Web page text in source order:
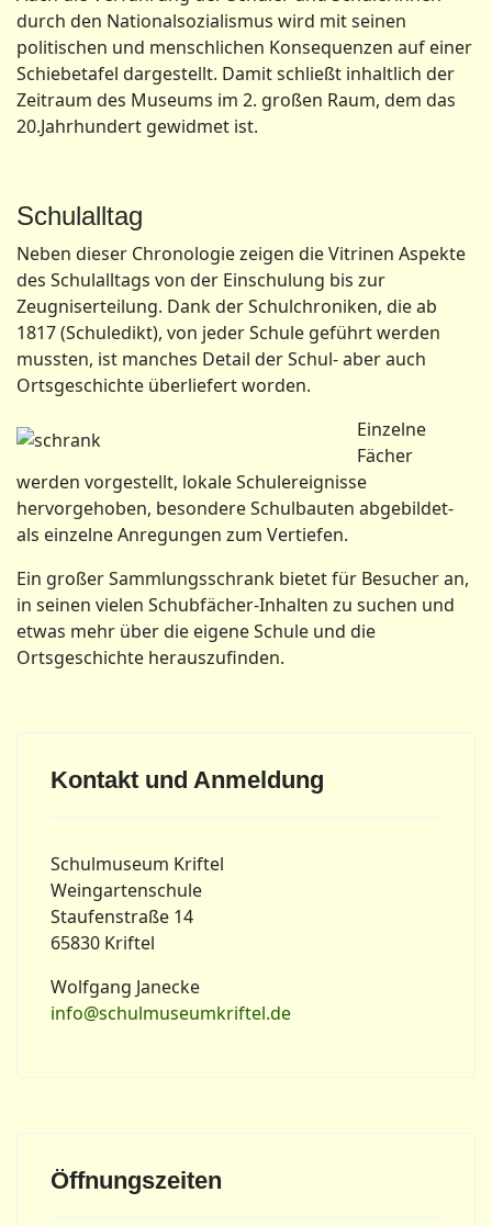
durch den Nationalsozialismus wird mit seinen
politischen und menschlichen Konsequenzen auf einer
Schiebetafel dargestellt. Damit schließt inhaltlich der
Zeitraum des Museums im 2. großen Raum, dem das
20.Jahrhundert gewidmet ist.
Schulalltag
Neben dieser Chronologie zeigen die Vitrinen Aspekte
des Schulalltags von der Einschulung bis zur
Zeugniserteilung. Dank der Schulchroniken, die ab
1817 (Schuledikt), von jeder Schule geführt werden
mussten, ist manches Detail der Schul- aber auch
Ortsgeschichte überliefert worden.
Einzelne
Fächer
werden vorgestellt, lokale Schulereignisse
hervorgehoben, besondere Schulbauten abgebildet-
als einzelne Anregungen zum Vertiefen.
Ein großer Sammlungsschrank bietet für Besucher an,
in seinen vielen Schubfächer-Inhalten zu suchen und
etwas mehr über die eigene Schule und die
Ortsgeschichte herauszufinden.
Kontakt und Anmeldung
Schulmuseum Kriftel
Weingartenschule
Staufenstraße 14
65830 Kriftel
Wolfgang Janecke
info@schulmuseumkriftel.de
Öffnungszeiten